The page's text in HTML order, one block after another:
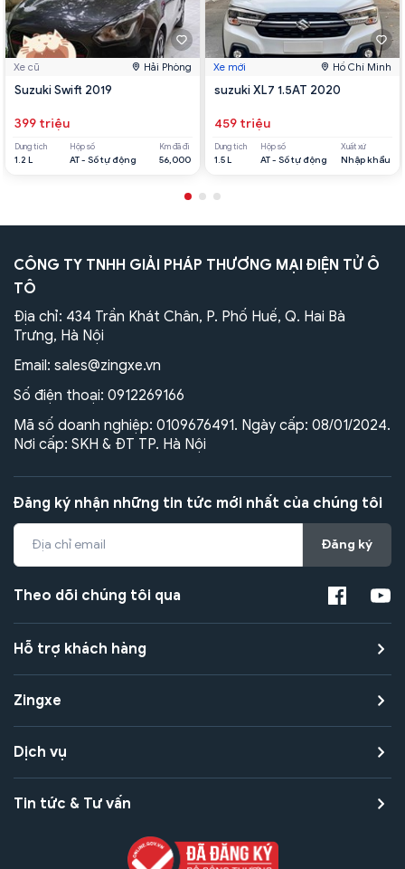
Xe cũ Hải Phòng
Suzuki Swift 2019
399 triệu
Dung tích
1.2 L
Hộp số
AT - Số tự động
Km đã đi
56,000
Xe mới Hồ Chí Minh
suzuki XL7 1.5AT 2020
459 triệu
Dung tích
1.5 L
Hộp số
AT - Số tự động
Xuất xứ
Nhập khẩu
CÔNG TY TNHH GIẢI PHÁP THƯƠNG MẠI ĐIỆN TỬ Ô
TÔ
Địa chỉ: 434 Trần Khát Chân, P. Phố Huế, Q. Hai Bà
Trưng, Hà Nội
Email: sales@zingxe.vn
Số điện thoại: 0912269166
Mã số doanh nghiệp: 0109676491. Ngày cấp: 08/01/2024.
Nơi cấp: SKH & ĐT TP. Hà Nội
Đăng ký nhận những tin tức mới nhất của chúng tôi
Đăng ký
Theo dõi chúng tôi qua
Hỗ trợ khách hàng
Zingxe
Dịch vụ
Tin tức & Tư vấn